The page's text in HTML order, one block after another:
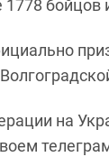
бойцов
на